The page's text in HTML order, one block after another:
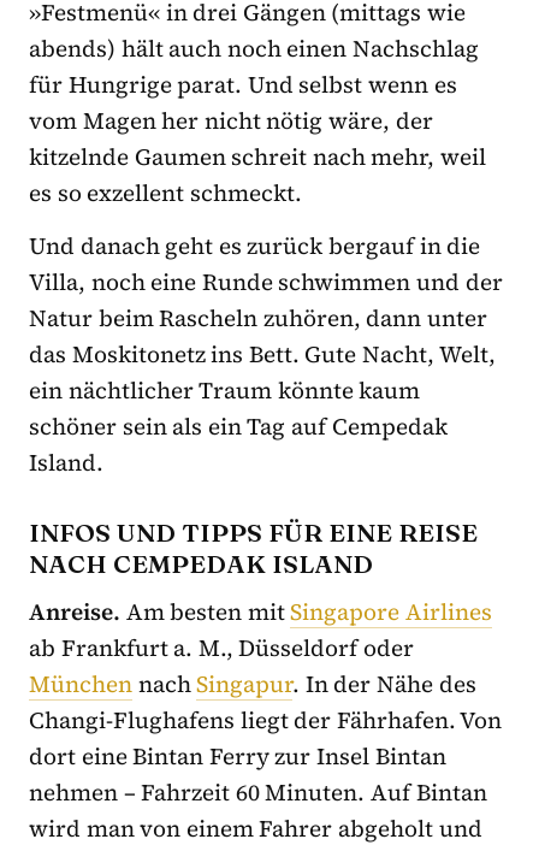
»Festmenü« in drei Gängen (mittags wie
abends) hält auch noch einen Nachschlag
für Hungrige parat. Und selbst wenn es
vom Magen her nicht nötig wäre, der
kitzelnde Gaumen schreit nach mehr, weil
es so exzellent schmeckt.
Und danach geht es zurück bergauf in die
Villa, noch eine Runde schwimmen und der
Natur beim Rascheln zuhören, dann unter
das Moskitonetz ins Bett. Gute Nacht, Welt,
ein nächtlicher Traum könnte kaum
schöner sein als ein Tag auf Cempedak
Island.
INFOS UND TIPPS FÜR EINE REISE
NACH CEMPEDAK ISLAND
Anreise. Am besten mitSingapore Airlines
ab Frankfurt a. M., Düsseldorf oder
MünchennachSingapur. In der Nähe des
Changi-Flughafens liegt der Fährhafen. Von
dort eine Bintan Ferry zur Insel Bintan
nehmen – Fahrzeit 60 Minuten. Auf Bintan
wird man von einem Fahrer abgeholt und